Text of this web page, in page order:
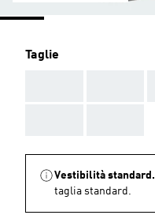
Taglie
Vestibilità standard.
taglia standard.